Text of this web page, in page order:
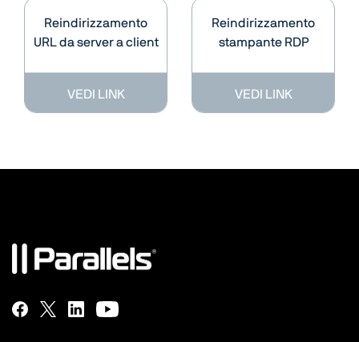
Reindirizzamento
URL da server a client
VEDI LINK
Reindirizzamento
stampante RDP
VEDI LINK